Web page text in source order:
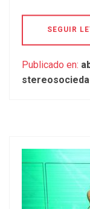
SEGUIR
Publicado en: